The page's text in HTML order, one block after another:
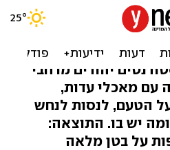
בפעם
יהודים מרחבי
עם מאכלי עדות,
הטעם, לנסות לנחש
יש בו. התוצאה:
על בטן מלאה